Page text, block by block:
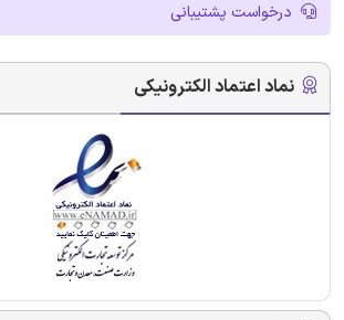
درخواست پشتیبانی
نماد اعتماد الکترونیکی